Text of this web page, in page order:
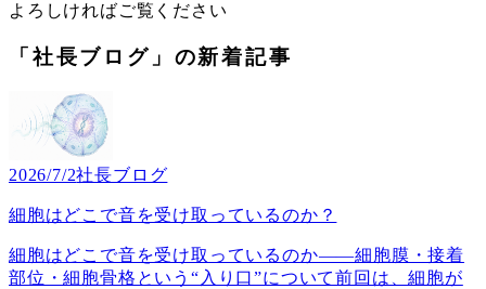
よろしければご覧ください
「社長ブログ」の新着記事
2026/7/2社長ブログ
細胞はどこで音を受け取っているのか？
細胞はどこで音を受け取っているのか――細胞膜・接着
部位・細胞骨格という“入り口”について前回は、細胞が